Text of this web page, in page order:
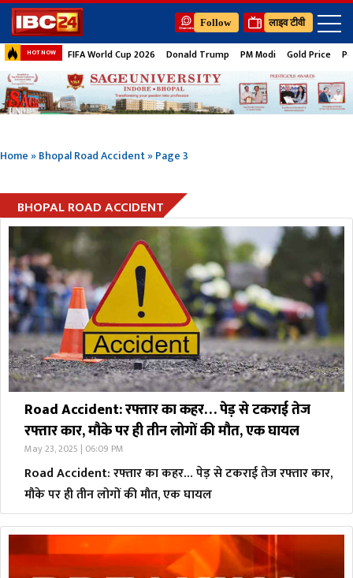
Follow लाइव टीवी
HOT NOW FIFA World Cup 2026 Donald Trump PM Modi Gold Price
Home»Bhopal Road Accident»Page 3
BHOPAL ROAD ACCIDENT
Road Accident: रफ्तार का कहर… पेड़ से टकराई तेज
रफ्तार कार, मौके पर ही तीन लोगों की मौत, एक घायल
May 23, 2025 | 06:09 PM
Road Accident: रफ्तार का कहर… पेड़ से टकराई तेज रफ्तार कार,
मौके पर ही तीन लोगों की मौत, एक घायल